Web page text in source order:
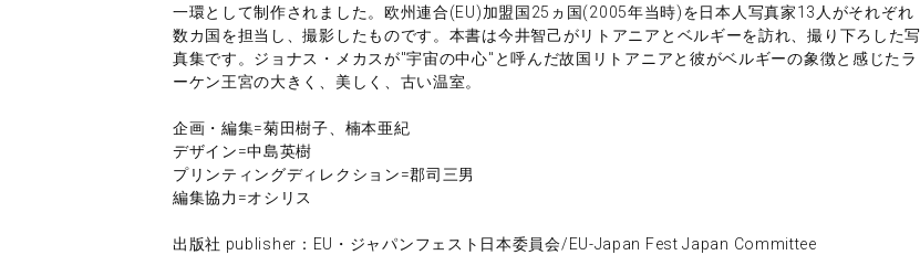
一環として制作されました。欧州連合(EU)加盟国25ヵ国(2005年当時)を日本人写真家13人がそれぞれ
数カ国を担当し、撮影したものです。本書は今井智己がリトアニアとベルギーを訪れ、撮り下ろした写
真集です。ジョナス・メカスが"宇宙の中心"と呼んだ故国リトアニアと彼がベルギーの象徴と感じたラ
ーケン王宮の大きく、美しく、古い温室。
企画・編集=菊田樹子、楠本亜紀
デザイン=中島英樹
プリンティングディレクション=郡司三男
編集協力=オシリス
出版社 publisher：EU・ジャパンフェスト日本委員会/EU-Japan Fest Japan Committee